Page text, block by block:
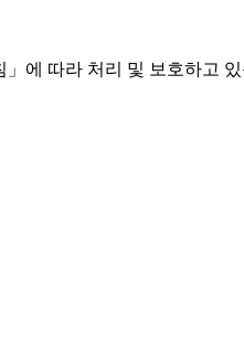
에 따라 처리 및 보호하고